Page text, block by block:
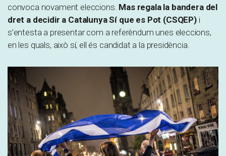
convoca novament eleccions. Mas regala la bandera del
dret a decidir a Catalunya Sí que es Pot (CSQEP)i
s’entesta a presentar com a referèndum unes eleccions,
en les quals, això sí, ell és candidat a la presidència.